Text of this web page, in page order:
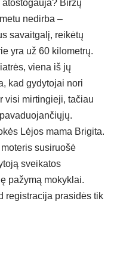
Biržų
nedirba –
savaitgalį, reikėtų
yra už 60 kilometrų.
viena iš jų
kad gydytojai nori
visi mirtingieji, tačiau
Lėjos mama Brigita.
susiruošė
sveikatos
pažymą mokyklai.
registracija prasidės tik